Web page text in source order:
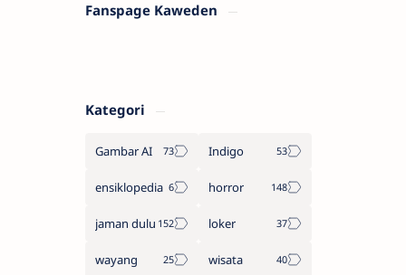
Fanspage Kaweden
Kategori
Gambar AI Indigo
ensiklopedia horror
jaman dulu loker
wayang
wisata